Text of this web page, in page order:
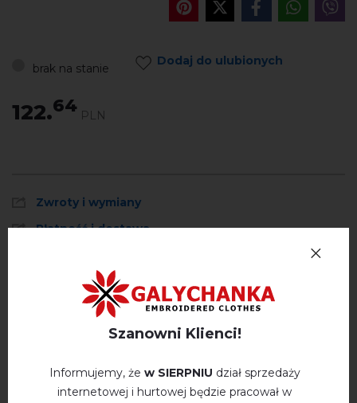
brak na stanie
Dodaj do ulubionych
122.64 PLN
Zwroty i wymiany
Płatność i dostawa
Szanowni Klienci!
Informujemy, że w SIERPNIU dział sprzedaży
internetowej i hurtowej będzie pracował w